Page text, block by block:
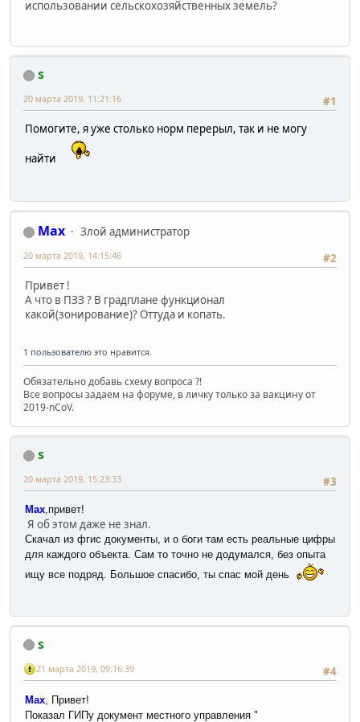
использовании сельскохозяйственных земель?
s
#1
20 марта 2019, 11:21:16
Помогите, я уже столько норм перерыл, так и не могу
найти
Max
Злой администратор
#2
20 марта 2019, 14:15:46
Привет !
А что в ПЗЗ ? В градплане функционал
какой(зонирование)? Оттуда и копать.
1 пользователю это нравится.
Обязательно добавь схему вопроса ?!
Все вопросы задаем на форуме, в личку только за вакцину от
2019-nCoV.
s
#3
20 марта 2019, 15:23:33
Max,привет!
Я об этом даже не знал.
Скачал из фгис документы, и о боги там есть реальные цифры
для каждого объекта. Сам то точно не додумался, без опыта
ищу все подряд. Большое спасибо, ты спас мой день
s
#4
21 марта 2019, 09:16:39
Max , Привет!
Показал ГИПу документ местного управления "